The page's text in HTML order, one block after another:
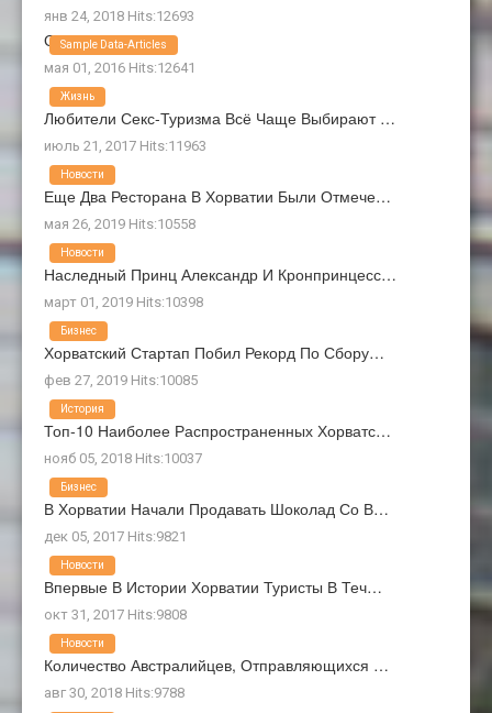
янв 24, 2018 Hits:12693
О Нас
мая 01, 2016 Hits:12641
Sample Data-Articles
Любители Секс-Туризма Всё Чаще Выбирают …
июль 21, 2017 Hits:11963
Жизнь
Еще Два Ресторана В Хорватии Были Отмече…
мая 26, 2019 Hits:10558
Новости
Наследный Принц Александр И Кронпринцесс…
март 01, 2019 Hits:10398
Новости
Хорватский Стартап Побил Рекорд По Сбору…
фев 27, 2019 Hits:10085
Бизнес
Топ-10 Наиболее Распространенных Хорватс…
нояб 05, 2018 Hits:10037
История
В Хорватии Начали Продавать Шоколад Со В…
дек 05, 2017 Hits:9821
Бизнес
Впервые В Истории Хорватии Туристы В Теч…
окт 31, 2017 Hits:9808
Новости
Количество Австралийцев, Отправляющихся …
авг 30, 2018 Hits:9788
Новости